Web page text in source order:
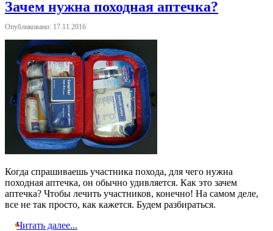
Зачем нужна походная аптечка?
Опубликовано: 17.11.2016
Когда спрашиваешь участника похода, для чего нужна
походная аптечка, он обычно удивляется. Как это зачем
аптечка? Чтобы лечить участников, конечно! На самом деле,
все не так просто, как кажется. Будем разбираться.
Читать далее...